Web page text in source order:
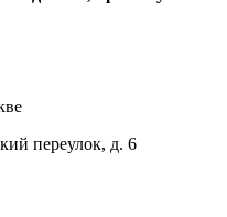
переулок, д. 6